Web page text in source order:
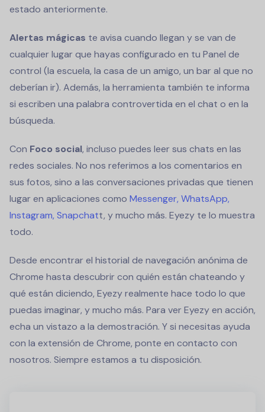
estado anteriormente.
Alertas mágicas te avisa cuando llegan y se van de
cualquier lugar que hayas configurado en tu Panel de
control (la escuela, la casa de un amigo, un bar al que no
deberían ir). Además, la herramienta también te informa
si escriben una palabra controvertida en el chat o en la
búsqueda.
Con Foco social, incluso puedes leer sus chats en las
redes sociales. No nos referimos a los comentarios en
sus fotos, sino a las conversaciones privadas que tienen
lugar en aplicaciones como Messenger, WhatsApp,
Instagram, Snapchatt, y mucho más. Eyezy te lo muestra
todo.
Desde encontrar el historial de navegación anónima de
Chrome hasta descubrir con quién están chateando y
qué están diciendo, Eyezy realmente hace todo lo que
puedas imaginar, y mucho más. Para ver Eyezy en acción,
echa un vistazo a la demostración. Y si necesitas ayuda
con la extensión de Chrome, ponte en contacto con
nosotros. Siempre estamos a tu disposición.